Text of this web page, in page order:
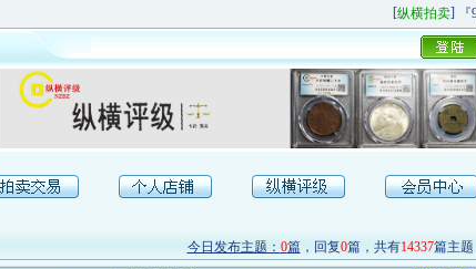
纵横拍卖]『9
今日发布主题： 0篇，回复0篇，共有14337篇主题